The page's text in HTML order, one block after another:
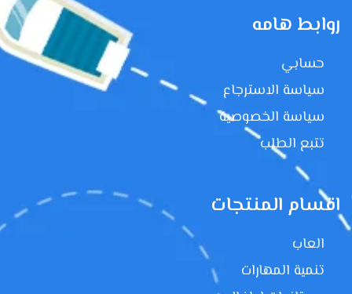
روابط هامه
حسابي
سياسة الاسترجاع
سياسة الخصوصية
تتبع الطلب
اقسام المنتجات
العاب
تنمية المهارات